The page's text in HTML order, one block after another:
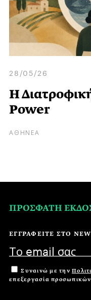
28/05/26
Η
Power
ΑΘΗΝΕΑ
ΠΡΟΣΦΑΤΗ
ΕΓΓΡΑΦΕΙΤΕ ΣΤΟ
Συναινώ με την
επεξεργασία